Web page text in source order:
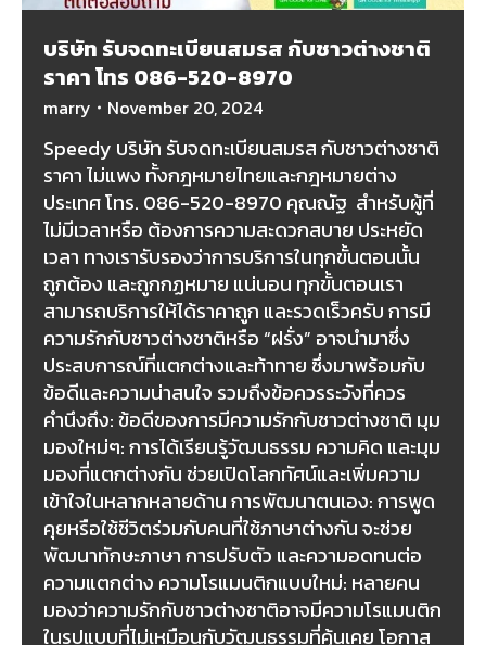
บริษัท รับจดทะเบียนสมรส กับชาวต่างชาติ
ราคา โทร 086-520-8970
marry November 20, 2024
Speedy บริษัท รับจดทะเบียนสมรส กับชาวต่างชาติ
ราคา ไม่แพง ทั้งกฎหมายไทยและกฎหมายต่าง
ประเทศ โทร. 086-520-8970 คุณณัฐ สำหรับผู้ที่
ไม่มีเวลาหรือ ต้องการความสะดวกสบาย ประหยัด
เวลา ทางเรารับรองว่าการบริการในทุกขั้นตอนนั้น
ถูกต้อง และถูกกฏหมาย แน่นอน ทุกขั้นตอนเรา
สามารถบริการให้ได้ราคาถูก และรวดเร็วครับ การมี
ความรักกับชาวต่างชาติหรือ “ฝรั่ง” อาจนำมาซึ่ง
ประสบการณ์ที่แตกต่างและท้าทาย ซึ่งมาพร้อมกับ
ข้อดีและความน่าสนใจ รวมถึงข้อควรระวังที่ควร
คำนึงถึง: ข้อดีของการมีความรักกับชาวต่างชาติ มุม
มองใหม่ๆ: การได้เรียนรู้วัฒนธรรม ความคิด และมุม
มองที่แตกต่างกัน ช่วยเปิดโลกทัศน์และเพิ่มความ
เข้าใจในหลากหลายด้าน การพัฒนาตนเอง: การพูด
คุยหรือใช้ชีวิตร่วมกับคนที่ใช้ภาษาต่างกัน จะช่วย
พัฒนาทักษะภาษา การปรับตัว และความอดทนต่อ
ความแตกต่าง ความโรแมนติกแบบใหม่: หลายคน
มองว่าความรักกับชาวต่างชาติอาจมีความโรแมนติก
ในรูปแบบที่ไม่เหมือนกับวัฒนธรรมที่คุ้นเคย โอกาส